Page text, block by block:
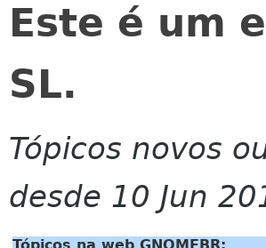
Este é um
SL.
Tópicos novos
desde 10 Jun